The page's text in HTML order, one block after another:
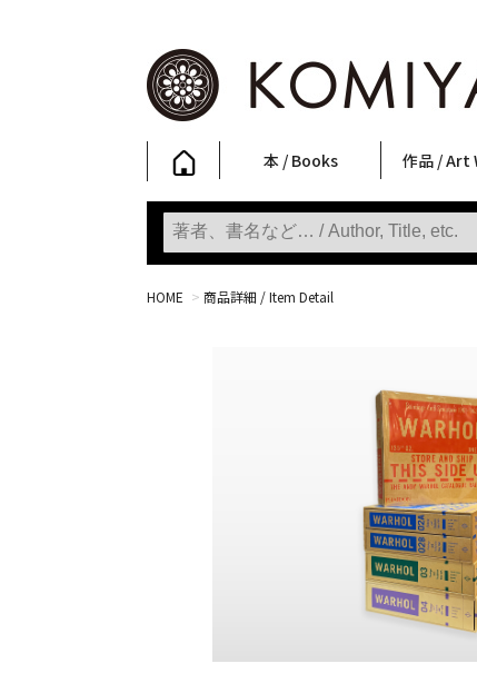
本 / Books
写真集
Photobooks
ファッション
Fashion
アート / 美術
Art
文学・人文
Literature & Humanities
日本文化
Japanese Culture
新刊
New Books
SALE
SALE
作品 / Art
フォトグ
Photography
ポスター
Posters
ストリー
Street Art
立体・そ
Sculptures / etc
アートワ
Art Works
Primary
KOMIYAMA
版画
Prints
HOME > 商品詳細 / Item Detail